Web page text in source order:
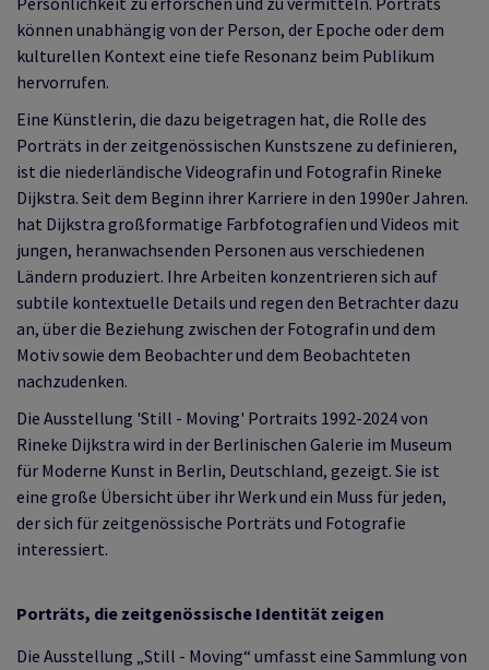
können unabhängig von der Person, der Epoche oder dem
kulturellen Kontext eine tiefe Resonanz beim Publikum
hervorrufen.
Eine Künstlerin, die dazu beigetragen hat, die Rolle des
Porträts in der zeitgenössischen Kunstszene zu definieren,
ist die niederländische Videografin und Fotografin Rineke
Dijkstra. Seit dem Beginn ihrer Karriere in den 1990er Jahren.
hat Dijkstra großformatige Farbfotografien und Videos mit
jungen, heranwachsenden Personen aus verschiedenen
Ländern produziert. Ihre Arbeiten konzentrieren sich auf
subtile kontextuelle Details und regen den Betrachter dazu
an, über die Beziehung zwischen der Fotografin und dem
Motiv sowie dem Beobachter und dem Beobachteten
nachzudenken.
Die Ausstellung 'Still - Moving' Portraits 1992-2024 von
Rineke Dijkstra wird in der Berlinischen Galerie im Museum
für Moderne Kunst in Berlin, Deutschland, gezeigt. Sie ist
eine große Übersicht über ihr Werk und ein Muss für jeden,
der sich für zeitgenössische Porträts und Fotografie
interessiert.
Porträts, die zeitgenössische Identität zeigen
Die Ausstellung „Still - Moving“ umfasst eine Sammlung von